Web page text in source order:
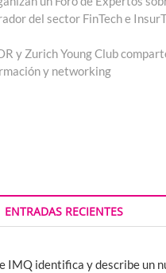
del sector FinTech e
y Zurich Young Club
y networking
ENTRADAS RECIENTES
IMQ identifica y describe un